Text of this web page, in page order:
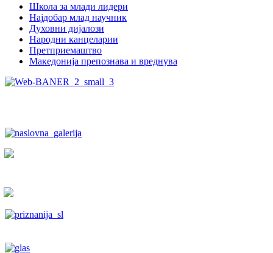
Школа за млади лидери
Најдобар млад научник
Духовни дијалози
Народни канцеларии
Претприемаштво
Македонија препознава и вреднува